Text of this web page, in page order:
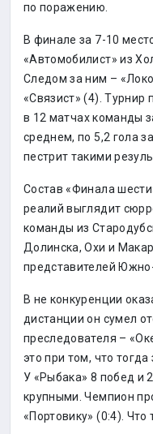
по поражению.
В финале за 7-10
«Автомобилист» из
Следом за ним –
«Связист» (4). Турнир
в 12 матчах команды
среднем, по 5,2 гола
пестрит такими
Состав «Финала
реалий выглядит
команды из
Долинска, Охи и
представителей
В не конкуренции
дистанции он сумел
преследователя –
это при том, что
У «Рыбака» 8 побед и
крупными. Чемпион
«Портовику» (0:4). Что